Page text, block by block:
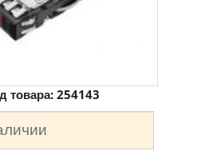
товара: 254143